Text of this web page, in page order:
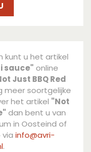
kunt u het artikel
sauce" online
Just BBQ Red
meer soortgelijke
het artikel "Not
dan bent u van
in Oosteind of
info@avri-
.